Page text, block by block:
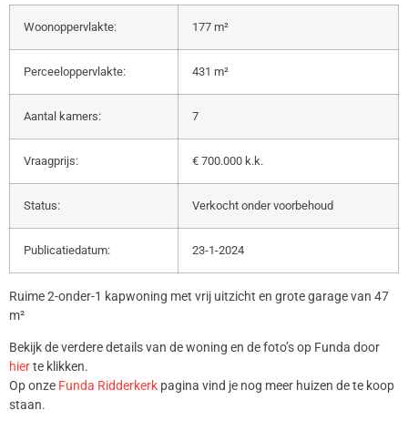
Woonoppervlakte: 177 m²
Perceeloppervlakte: 431 m²
Aantal kamers: 7
Vraagprijs: € 700.000 k.k.
Status: Verkocht onder voorbehoud
Publicatiedatum: 23-1-2024
Ruime 2-onder-1 kapwoning met vrij uitzicht en grote garage van 47
m²
Bekijk de verdere details van de woning en de foto’s op Funda door
hierte klikken.
Op onze Funda Ridderkerk pagina vind je nog meer huizen de te koop
staan.